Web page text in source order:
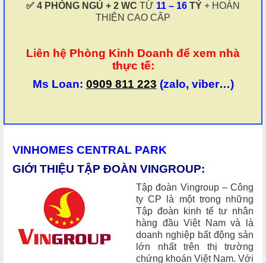
✅ 4 PHÒNG NGỦ + 2 WC TỪ 11 – 16 TỶ + HOÀN
THIỆN CAO CẤP
Liên hệ Phòng Kinh Doanh để xem nhà
thực tế:
Ms Loan: 0909 811 223 (zalo, viber…)
VINHOMES CENTRAL PARK
GIỚI THIỆU TẬP ĐOÀN VINGROUP:
Tập đoàn Vingroup – Công
ty CP là một trong những
Tập đoàn kinh tế tư nhân
hàng đầu Việt Nam và là
doanh nghiệp bất động sản
lớn nhất trên thị trường
chứng khoán Việt Nam. Với